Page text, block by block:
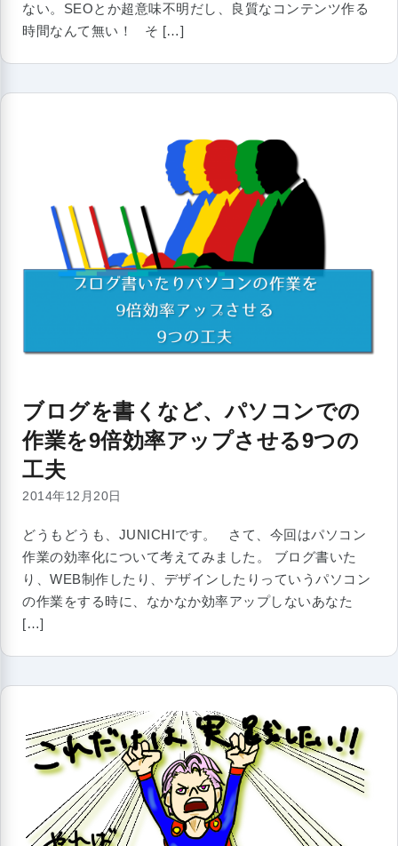
ない。SEOとか超意味不明だし、良質なコンテンツ作る
時間なんて無い！ そ […]
ブログを書くなど、パソコンでの
作業を9倍効率アップさせる9つの
工夫
2014年12月20日
どうもどうも、JUNICHIです。 さて、今回はパソコン
作業の効率化について考えてみました。 ブログ書いた
り、WEB制作したり、デザインしたりっていうパソコン
の作業をする時に、なかなか効率アップしないあなた
[…]